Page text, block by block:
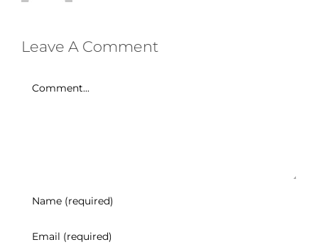
Leave A Comment
Comment